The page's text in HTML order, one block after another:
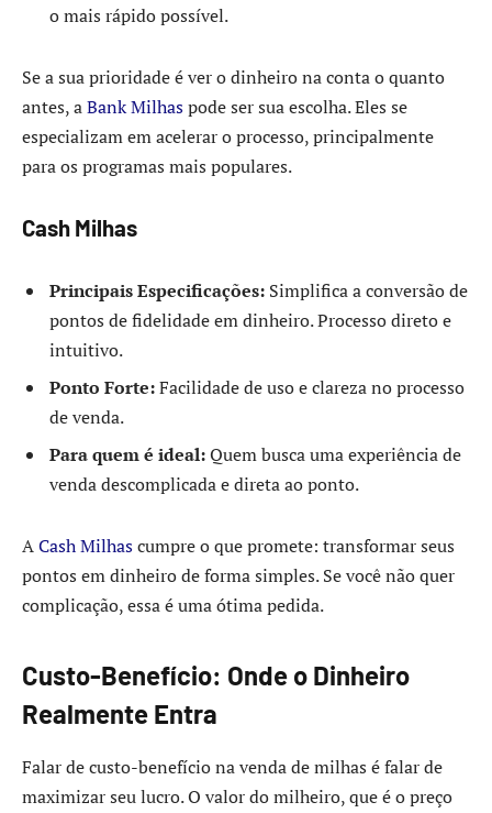
o mais rápido possível.
Se a sua prioridade é ver o dinheiro na conta o quanto
antes, aBank Milhaspode ser sua escolha. Eles se
especializam em acelerar o processo, principalmente
para os programas mais populares.
Cash Milhas
Principais Especificações: Simplifica a conversão de
pontos de fidelidade em dinheiro. Processo direto e
intuitivo.
Ponto Forte:Facilidade de uso e clareza no processo
de venda.
Para quem é ideal:Quem busca uma experiência de
venda descomplicada e direta ao ponto.
ACash Milhascumpre o que promete: transformar seus
pontos em dinheiro de forma simples. Se você não quer
complicação, essa é uma ótima pedida.
Custo-Benefício: Onde o Dinheiro
Realmente Entra
Falar de custo-benefício na venda de milhas é falar de
maximizar seu lucro. O valor do milheiro, que é o preço